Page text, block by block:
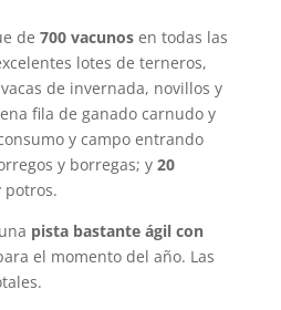
de 700 vacunosen todas las
lotes de terneros,
de invernada, novillos y
fila de ganado carnudo y
y campo entrando
y borregas; y 20
pista bastante ágil con
el momento del año. Las